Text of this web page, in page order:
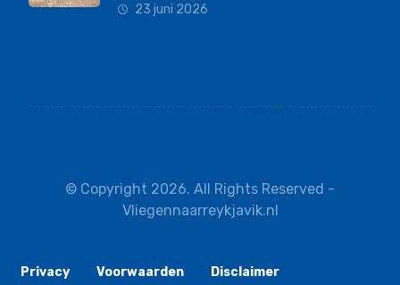
23 juni 2026
© Copyright 2026. All Rights Reserved -
Vliegennaarreykjavik.nl
Privacy Voorwaarden Disclaimer